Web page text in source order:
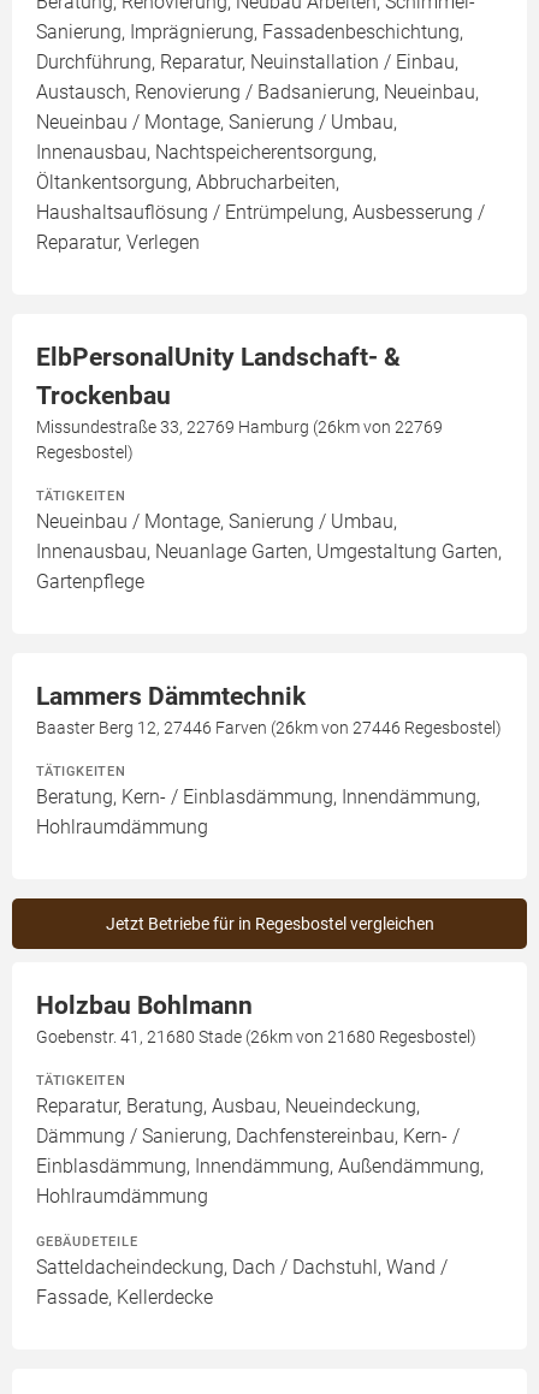
Sanierung, Imprägnierung, Fassadenbeschichtung,
Durchführung, Reparatur, Neuinstallation / Einbau,
Austausch, Renovierung / Badsanierung, Neueinbau,
Neueinbau / Montage, Sanierung / Umbau,
Innenausbau, Nachtspeicherentsorgung,
Öltankentsorgung, Abbrucharbeiten,
Haushaltsauflösung / Entrümpelung, Ausbesserung /
Reparatur, Verlegen
ElbPersonalUnity Landschaft- &
Trockenbau
Missundestraße 33, 22769 Hamburg (26km von 22769
Regesbostel)
TÄTIGKEITEN
Neueinbau / Montage, Sanierung / Umbau,
Innenausbau, Neuanlage Garten, Umgestaltung Garten,
Gartenpflege
Lammers Dämmtechnik
Baaster Berg 12, 27446 Farven (26km von 27446 Regesbostel)
TÄTIGKEITEN
Beratung, Kern- / Einblasdämmung, Innendämmung,
Hohlraumdämmung
Jetzt Betriebe für in Regesbostel vergleichen
Holzbau Bohlmann
Goebenstr. 41, 21680 Stade (26km von 21680 Regesbostel)
TÄTIGKEITEN
Reparatur, Beratung, Ausbau, Neueindeckung,
Dämmung / Sanierung, Dachfenstereinbau, Kern- /
Einblasdämmung, Innendämmung, Außendämmung,
Hohlraumdämmung
GEBÄUDETEILE
Satteldacheindeckung, Dach / Dachstuhl, Wand /
Fassade, Kellerdecke